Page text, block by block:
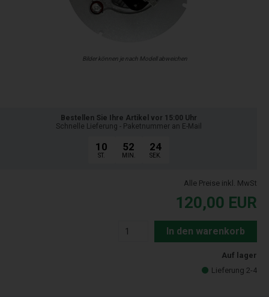
Bilder können je nach Modell abweichen
Bestellen Sie Ihre Artikel vor 15:00 Uhr
Schnelle Lieferung - Paketnummer an E-Mail
10
ST.
52
MIN.
23
SEK.
Alle Preise inkl. MwSt
120,00 EUR
In den warenkorb
Auf lager
Lieferung 2-4